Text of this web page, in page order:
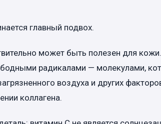
главный подвох.
может быть полезен для
радикалами — молекулами,
воздуха и других
коллагена.